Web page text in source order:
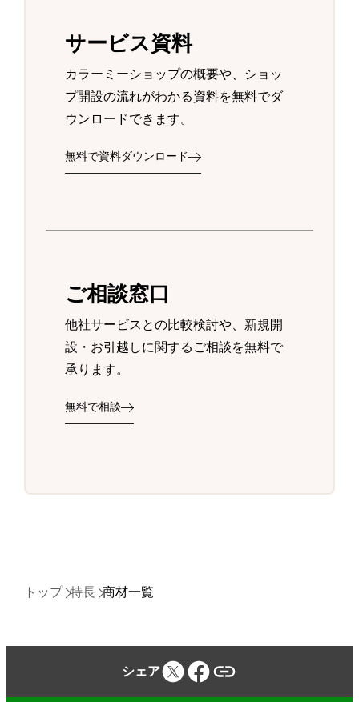
サービス資料
カラーミーショップの概要や、ショッ
プ開設の流れがわかる資料を無料でダ
ウンロードできます。
無料で資料ダウンロード
ご相談窓口
他社サービスとの比較検討や、新規開
設・お引越しに関するご相談を無料で
承ります。
無料で相談
トップ 特長 商材一覧
シェア